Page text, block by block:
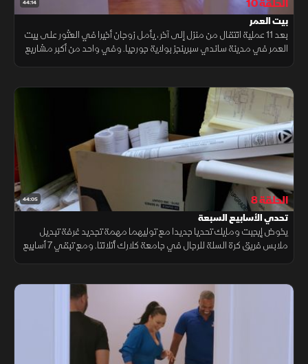
44:14
بيت العمر
بعد 11 عملية انتقال من منزل إلى آخر، يأمل زوجان أخيرا في العثور على بيت
العمر في مدينة ساندي سبرينجز بولاية جورجيا. وفي واحد من أكبر مشاريع
44:05 الحلقة 8
تحدي الأسابيع السبعة
يخوض إيجبت ومايك تحديا جديدا مع توليهما مهمة تجديد غرفة تبديل
ملابس فريق كرة السلة للرجال في جامعة كلارك أتلانتا. ومع تبقي 7 أسابيع